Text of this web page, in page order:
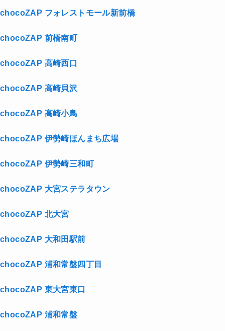
chocoZAP フォレストモール新前橋
chocoZAP 前橋南町
chocoZAP 高崎西口
chocoZAP 高崎貝沢
chocoZAP 高崎小鳥
chocoZAP 伊勢崎ほんまち広場
chocoZAP 伊勢崎三和町
chocoZAP 大宮ステラタウン
chocoZAP 北大宮
chocoZAP 大和田駅前
chocoZAP 浦和常盤四丁目
chocoZAP 東大宮東口
chocoZAP 浦和常盤